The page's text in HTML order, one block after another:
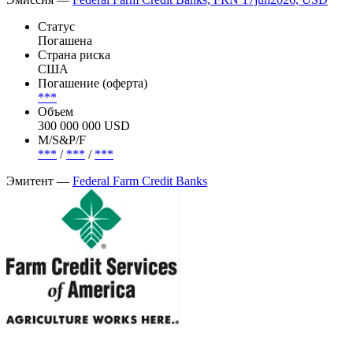
Статус
Погашена
Страна риска
США
Погашение (оферта)
***
Объем
300 000 000 USD
М/S&P/F
*** / *** / ***
Эмитент — Federal Farm Credit Banks